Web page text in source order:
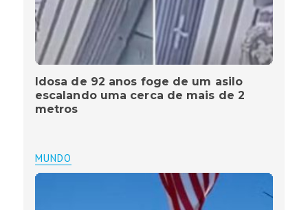
Idosa de 92 anos foge de um asilo
escalando uma cerca de mais de 2
metros
MUNDO